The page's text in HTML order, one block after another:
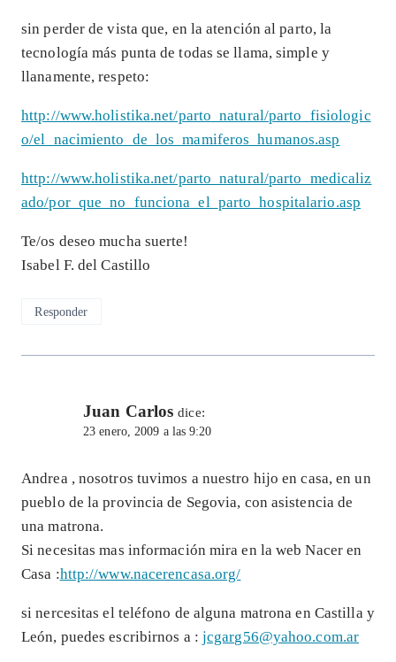
sin perder de vista que, en la atención al parto, la
tecnología más punta de todas se llama, simple y
llanamente, respeto:
http://www.holistika.net/parto_natural/parto_fisiologic
o/el_nacimiento_de_los_mamiferos_humanos.asp
http://www.holistika.net/parto_natural/parto_medicaliz
ado/por_que_no_funciona_el_parto_hospitalario.asp
Te/os deseo mucha suerte!
Isabel F. del Castillo
Responder
Juan Carlos dice:
23 enero, 2009 a las 9:20
Andrea , nosotros tuvimos a nuestro hijo en casa, en un
pueblo de la provincia de Segovia, con asistencia de
una matrona.
Si necesitas mas información mira en la web Nacer en
Casa :http://www.nacerencasa.org/
si nercesitas el teléfono de alguna matrona en Castilla y
León, puedes escribirnos a : jcgarg56@yahoo.com.ar